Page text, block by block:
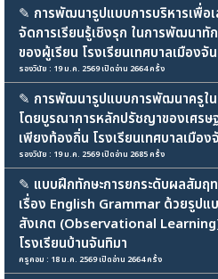
✎ การพัฒนารูปแบบการบริหารเพื่อ
จัดการเรียนรู้เชิงรุก ในการพัฒนาทั
ของผู้เรียน โรงเรียนเทศบาลเมืองจั
รองวินัย : 19 ม.ค. 2569 เปิดอ่าน 2664 ครั้ง
✎ การพัฒนารูปแบบการพัฒนาครูใ
โดยบูรณาการหลักปรัชญาของเศรษ
เพียงท้องถิ่น โรงเรียนเทศบาลเมือ
รองวินัย : 19 ม.ค. 2569 เปิดอ่าน 2685 ครั้ง
✎ แบบฝึกทักษะการยกระดับผลสัมฤ
เรื่อง English Grammar ด้วยรูปแ
สังเกต (Observational
โรงเรียนบ้านจันทิมา
ครูคอม : 18 ม.ค. 2569 เปิดอ่าน 2664 ครั้ง